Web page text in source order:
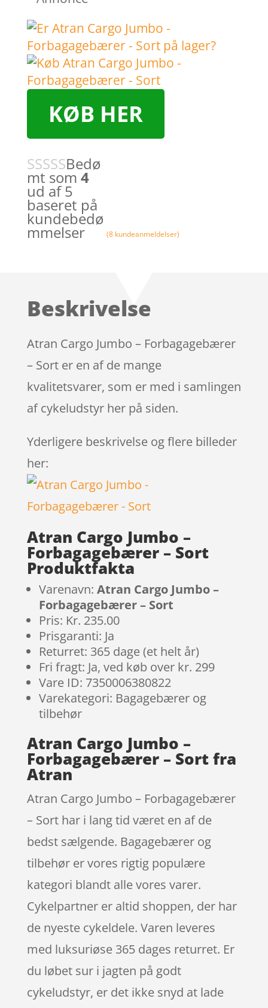
KØB HER
Bedø
mt som 4
ud af 5
baseret på
kundebedø
mmelser (8 kundeanmeldelser)
Beskrivelse
Atran Cargo Jumbo – Forbagagebærer
– Sort er en af de mange
kvalitetsvarer, som er med i samlingen
af cykeludstyr her på siden.
Yderligere beskrivelse og flere billeder
her:
Atran Cargo Jumbo –
Forbagagebærer – Sort
Produktfakta
Varenavn: Atran Cargo Jumbo –
Forbagagebærer – Sort
Pris: Kr. 235.00
Prisgaranti: Ja
Returret: 365 dage (et helt år)
Fri fragt: Ja, ved køb over kr. 299
Vare ID: 7350006380822
Varekategori: Bagagebærer og
tilbehør
Atran Cargo Jumbo –
Forbagagebærer – Sort fra
Atran
Atran Cargo Jumbo – Forbagagebærer
– Sort har i lang tid været en af de
bedst sælgende. Bagagebærer og
tilbehør er vores rigtig populære
kategori blandt alle vores varer.
Cykelpartner er altid shoppen, der har
de nyeste cykeldele. Varen leveres
med luksuriøse 365 dages returret. Er
du løbet sur i jagten på godt
cykeludstyr, er det ikke snyd at lade